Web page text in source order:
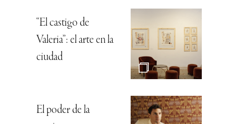
“El castigo de
Valeria”: el arte en la
ciudad
El poder de la